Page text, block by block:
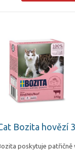
Bozita hovězí
poskytuje patřičně